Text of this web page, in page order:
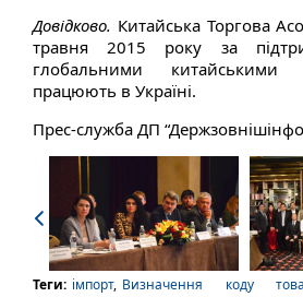
Довідково. Китайська Торгова
травня 2015 року за
глобальними китайськими
працюють в Україні.
Прес-служба ДП
Теги: імпорт, Визначення коду